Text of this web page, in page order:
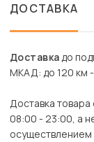
ДОСТАВКА
Доставкадо
МКАД: до 120 км
Доставка
08:00 - 23:00, а
осуществлением